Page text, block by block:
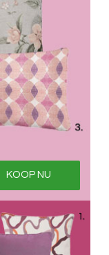
KOOP NU